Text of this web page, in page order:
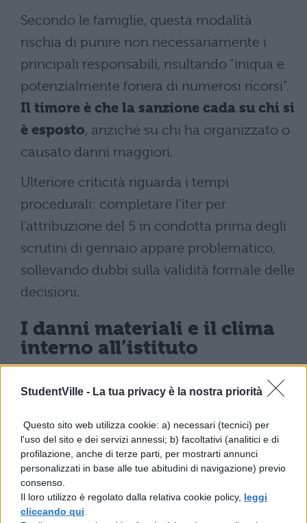
StudentVille - La tua privacy è la nostra priorità
Questo sito web utilizza cookie: a) necessari (tecnici) per
l'uso del sito e dei servizi annessi; b) facoltativi (analitici e di
profilazione, anche di terze parti, per mostrarti annunci
personalizzati in base alle tue abitudini di navigazione) previo
consenso.
Il loro utilizzo è regolato dalla relativa cookie policy, leggi
cliccando qui
Secondo le famiglie, questa modalità
rischia di punire non necessariamente i
principali responsabili, risultando “iniqua e
potenzialmente foriera di numerosi ricorsi”.
Il timore è che la sanzione cada su chi si
è esposto, anziché su chi ha organizzato o
causato danni maggiori.
Ulteriore criticità riguarda i tempi
procedurali: completare l’iter per
l’attribuzione del 5 in condotta prima degli
scrutini di gennaio appare problematico,
sollevando dubbi sulla validità formale delle
decisioni.
I danni materiali e il clima
interno all’istituto
La dirigente Senesi ha pubblicato sul sito
condizioni dell’edificio al termine
dell’occupazione. L’istituto ha subitodanni
materiali agli ambienti e alle strutture,
mentre lo stato igienico degli spazi ha
richiestointerventi straordinari di